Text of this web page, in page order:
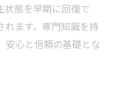
状態を早期に回復で
れます。専門知識を持
安心と信頼の基礎とな